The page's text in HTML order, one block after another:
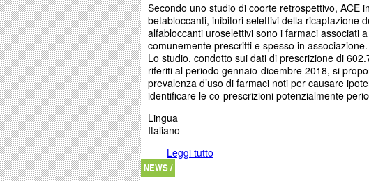
Secondo uno studio di coorte retrospettivo, ACE
betabloccanti, inibitori selettivi della ricaptazione
alfabloccanti uroselettivi sono i farmaci associati
comunemente prescritti e spesso in associazione.
Lo studio, condotto sui dati di prescrizione di
riferiti al periodo gennaio-dicembre 2018, si
prevalenza d’uso di farmaci noti per causare
identificare le co-prescrizioni potenzialmente
Lingua
Italiano
Leggi tutto
NEWS /